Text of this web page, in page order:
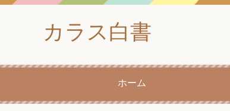
カラス白書
ホーム